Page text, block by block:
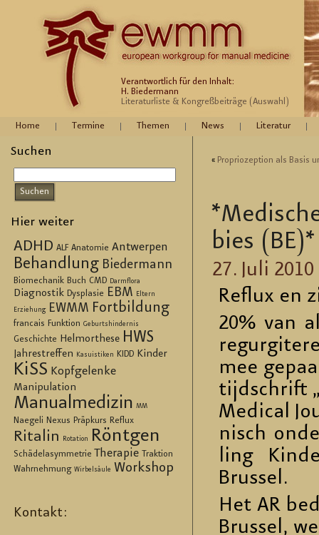
Verantwortlich für den Inhalt:
H. Biedermann
Literaturliste & Kongreßbeiträge (Auswahl)
Home Termine Themen News Literatur
Suchen
Hier weiter
ADHD ALF Anatomie Antwerpen
Behandlung Biedermann
Biomechanik Buch CMD Darmflora
Diagnostik Dysplasie EBM Eltern
Erziehung EWMM Fortbildung
francais Funktion Geburtshindernis
Geschichte Helmorthese HWS
Jahrestreffen Kasuistiken KIDD Kinder
KiSS Kopfgelenke
Manipulation
Manualmedizin MM
Naegeli Nexus Präpkurs Reflux
Ritalin Rotation Röntgen
Schädelasymmetrie Therapie Traktion
Wahrnehmung Wirbelsäule Workshop
Kontakt:
« Pro­prio­zep­ti­on als Basis
bies (BE)*
27. Juli 2010
Re­flux en
20% van
mee
ti­jd­schrift
Me­di­cal
nisch
ling
Brus­sel.
Het AR
Brus­sel,